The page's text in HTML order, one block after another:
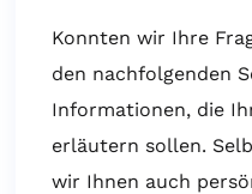
Konnten wir Ihre
den nachfolgenden
Informationen, die
erläutern sollen.
wir Ihnen auch